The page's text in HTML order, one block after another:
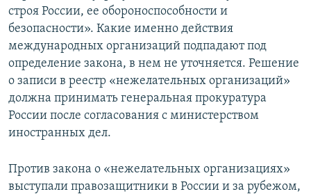
строя России, ее обороноспособности и
безопасности». Какие именно действия
международных организаций подпадают под
определение закона, в нем не уточняется. Решение
о записи в реестр «нежелательных организаций»
должна принимать генеральная прокуратура
России после согласования с министерством
иностранных дел.
Против закона о «нежелательных организациях»
выступали правозащитники в России и за рубежом,